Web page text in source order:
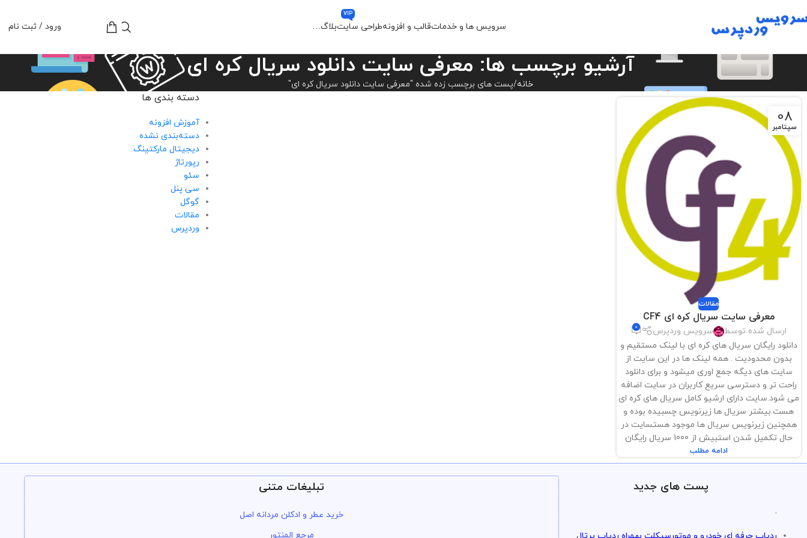
سرویس ها و خدماتقالب و افزونهطراحی سایت
VIP
بلاگ… ورود / ثبت نام
آرشیو برچسب ها: معرفی سایت دانلود سریال کره ای
خانه پست های برچسب زده شده "معرفی سایت دانلود سریال کره ای"
08
سپتامبر
مقالات
معرفی سایت سریال کره ای CF4
ارسال شده توسط سرویس وردپرس 0
دانلود رایگان سریال های کره ای با لینک مستقیم و
بدون محدودیت . همه لینک ها در این سایت از
سایت های دیگه جمع اوری میشود و برای دانلود
راحت تر و دسترسی سریع کاربران در سایت اضافه
می شود.سایت دارای ارشیو کامل سریال های کره ای
هست.بیشتر سریال ها زیرنویس چسبیده بوده و
همچنین زیرنویس سریال ها موجود هستسایت در
حال تکمیل شدن استبیش از 1000 سریال رایگان
ادامه مطلب
دسته بندی ها
آموزش افزونه
دسته‌بندی نشده
دیجیتال مارکتینگ
رپورتاژ
سئو
سی پنل
گوگل
مقالات
وردپرس
پست های جدید
.
تبلیغات متنی
خرید عطر و ادکلن مردانه اصل
مرجع المنتور